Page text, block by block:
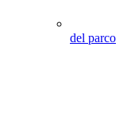
del parco